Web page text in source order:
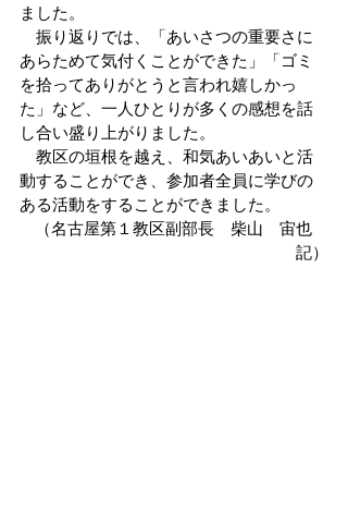
ました。
振り返りでは、「あいさつの重要さに
あらためて気付くことができた」「ゴミ
を拾ってありがとうと言われ嬉しかっ
た」など、一人ひとりが多くの感想を話
し合い盛り上がりました。
教区の垣根を越え、和気あいあいと活
動することができ、参加者全員に学びの
ある活動をすることができました。
（名古屋第１教区副部長　柴山　宙也
記）